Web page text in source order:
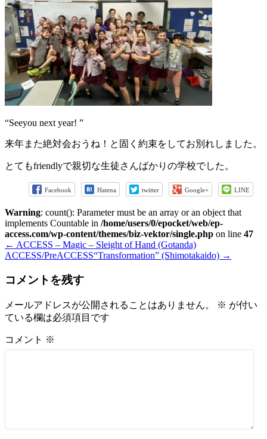
“Seeyou next year! ”
来年また絶対会おうね！と固く約束をしてお別れしました。
とてもfriendlyで親切な生徒さんばかりの学校でした。
Facebook Hatena twitter Google+ LINE
Warning: count(): Parameter must be an array or an object that
implements Countable in /home/users/0/epocket/web/ep-
access.com/wp-content/themes/biz-vektor/single.php on line 47
← ACCESS – Magic – Sleight of Hand (Gotanda)
ACCESS/PreACCESS“Transformation” (Shimotakaido) →
コメントを残す
メールアドレスが公開されることはありません。 ※ が付い
ている欄は必須項目です
コメント ※